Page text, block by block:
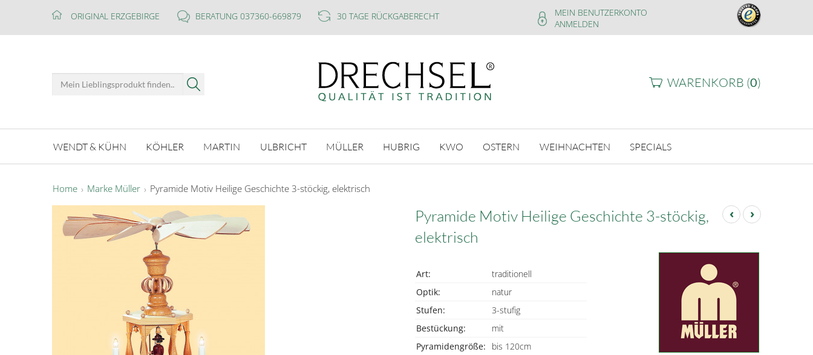
ORIGINAL ERZGEBIRGE BERATUNG 037360-669879 30 TAGE RÜCKGABERECHT
MEIN BENUTZERKONTO
ANMELDEN
WARENKORB (0)
WENDT & KÜHN KÖHLER MARTIN ULBRICHT MÜLLER HUBRIG KWO OSTERN WEIHNACHTEN SPECIALS
Home Marke Müller Pyramide Motiv Heilige Geschichte 3-stöckig, elektrisch
‹ ›
Pyramide Motiv Heilige Geschichte 3-stöckig,
elektrisch
Art:
traditionell
Optik:
natur
Stufen:
3-stufig
Bestückung:
mit
Pyramidengröße:
bis 120cm